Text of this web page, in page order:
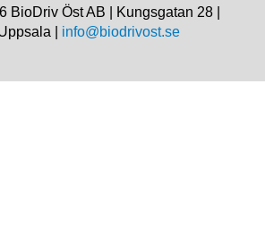
BioDriv Öst AB | Kungsgatan 28 |
| info@biodrivost.se